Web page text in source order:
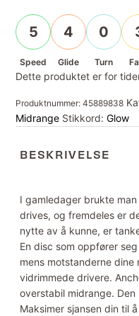
5
Speed
4
Glide
0
Turn
Dette produktet er for
Produktnummer:45889838
Midrange Stikkord:Glow
BESKRIVELSE
I gamledager brukte
drives, og fremdeles er
nytte av å kunne, er
En disc som oppfører
mens motstanderne dine
vidrimmede drivere.
overstabil midrange.
Maksimer sjansen din til